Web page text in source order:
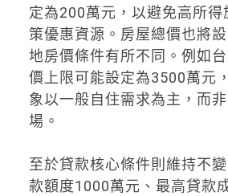
定為200萬元，以避免高所得
策優惠資源。房屋總價也將
地房價條件有所不同。例如
價上限可能設定為3500萬元
象以一般自住需求為主，而
場。
至於貸款核心條件則維持不
款額度1000萬元、最高貸款